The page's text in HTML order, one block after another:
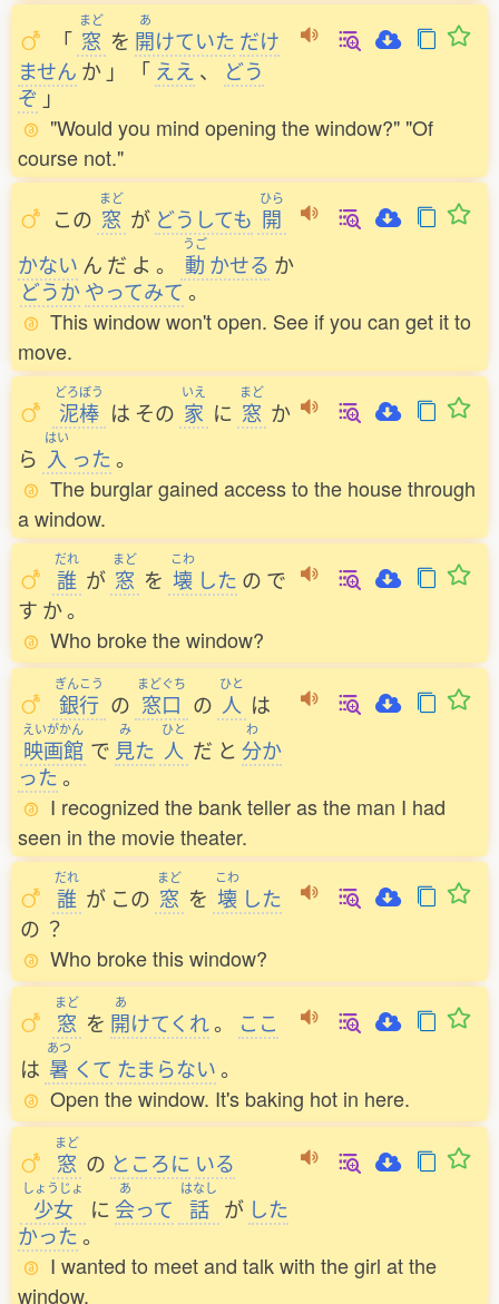
「
まど
窓 を
あ
開けていた だけ
ません か 」 「 ええ 、
どう
ぞ 」
"Would you mind opening the window?" "Of
course not."
この
まど
窓 が どうしても
ひら
開
かない ん だ よ 。
うご
動 かせる か
どうか やってみて 。
This window won't open. See if you can get it to
move.
どろぼう
泥棒 は その
いえ
家 に
まど
窓 か
ら
はい
入 った。
The burglar gained access to the house through
a window.
だれ
誰 が
まど
窓 を
こわ
壊 した の で
す か。
Who broke the window?
ぎんこう
銀行 の
まどぐち
窓口 の
ひと
人 は
えいがかん
映画館 で
み
見た
ひと
人 だ と
わ
分か
った。
I recognized the bank teller as the man I had
seen in the movie theater.
だれ
誰 が この
まど
窓 を
こわ
壊 した
の ？
Who broke this window?
まど
窓 を
あ
開けてくれ。
ここ
は
あつ
暑 くて たまらない。
Open the window. It's baking hot in here.
まど
窓 の ところに いる
しょうじょ
少女 に
あ
会って
はなし
話 が した
かった。
I wanted to meet and talk with the girl at the
window.